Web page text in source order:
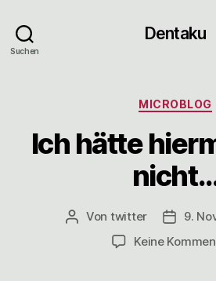
Suchen
Dentaku
MICROBLOG
Ich hätte
Beitragsautor
Von twitter
9.
Keine